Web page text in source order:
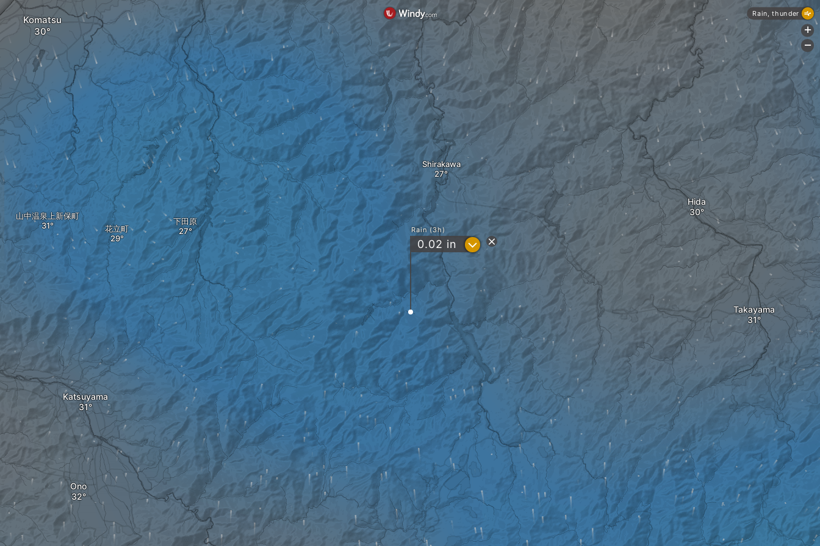
Shirakawa
下田原
Katsuyama
Takayama
花立町
山中温泉上新保町
Hida
Ono
Komatsu
Rain (3h)
0.02 in ?
Rain, thunder
+
-